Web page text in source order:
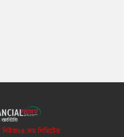
নিউজ২৪.কম লিমিটেড